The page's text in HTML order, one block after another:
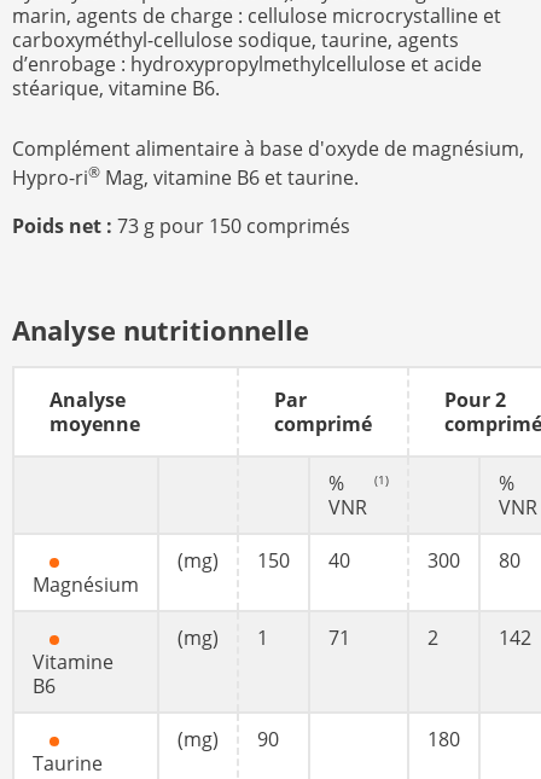
marin, agents de charge : cellulose microcrystalline et
carboxyméthyl-cellulose sodique, taurine, agents
d’enrobage : hydroxypropylmethylcellulose et acide
stéarique, vitamine B6.
Complément alimentaire à base d'oxyde de magnésium,
Hypro-ri® Mag, vitamine B6 et taurine.
Poids net : 73 g pour 150 comprimés
Analyse nutritionnelle
Analyse
moyenne
Par
comprimé
Pour 2
%
VNR
(1)
%
VNR
Magnésium
(mg) 150 40 300 80
Vitamine
B6
(mg) 1 71 2 142
Taurine
(mg) 90 180